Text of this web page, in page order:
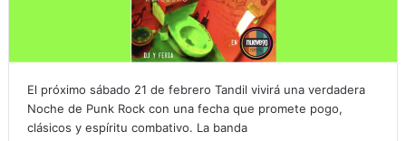
El próximo sábado 21 de febrero Tandil vivirá una verdadera
Noche de Punk Rock con una fecha que promete pogo,
clásicos y espíritu combativo. La banda